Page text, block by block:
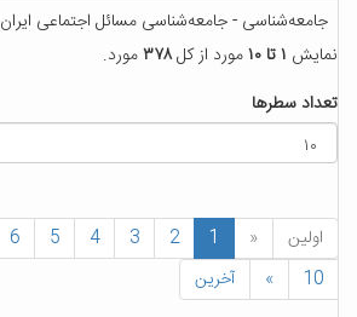
جامعه‌شناسی - جامعه‌شناسی مسائل اجتماعی ایران
نمایش ۱ تا ۱۰ مورد از کل۳۷۸مورد.
تعداد سطرها
اولین «
1
2
3
4
5
6
10
» آخرین